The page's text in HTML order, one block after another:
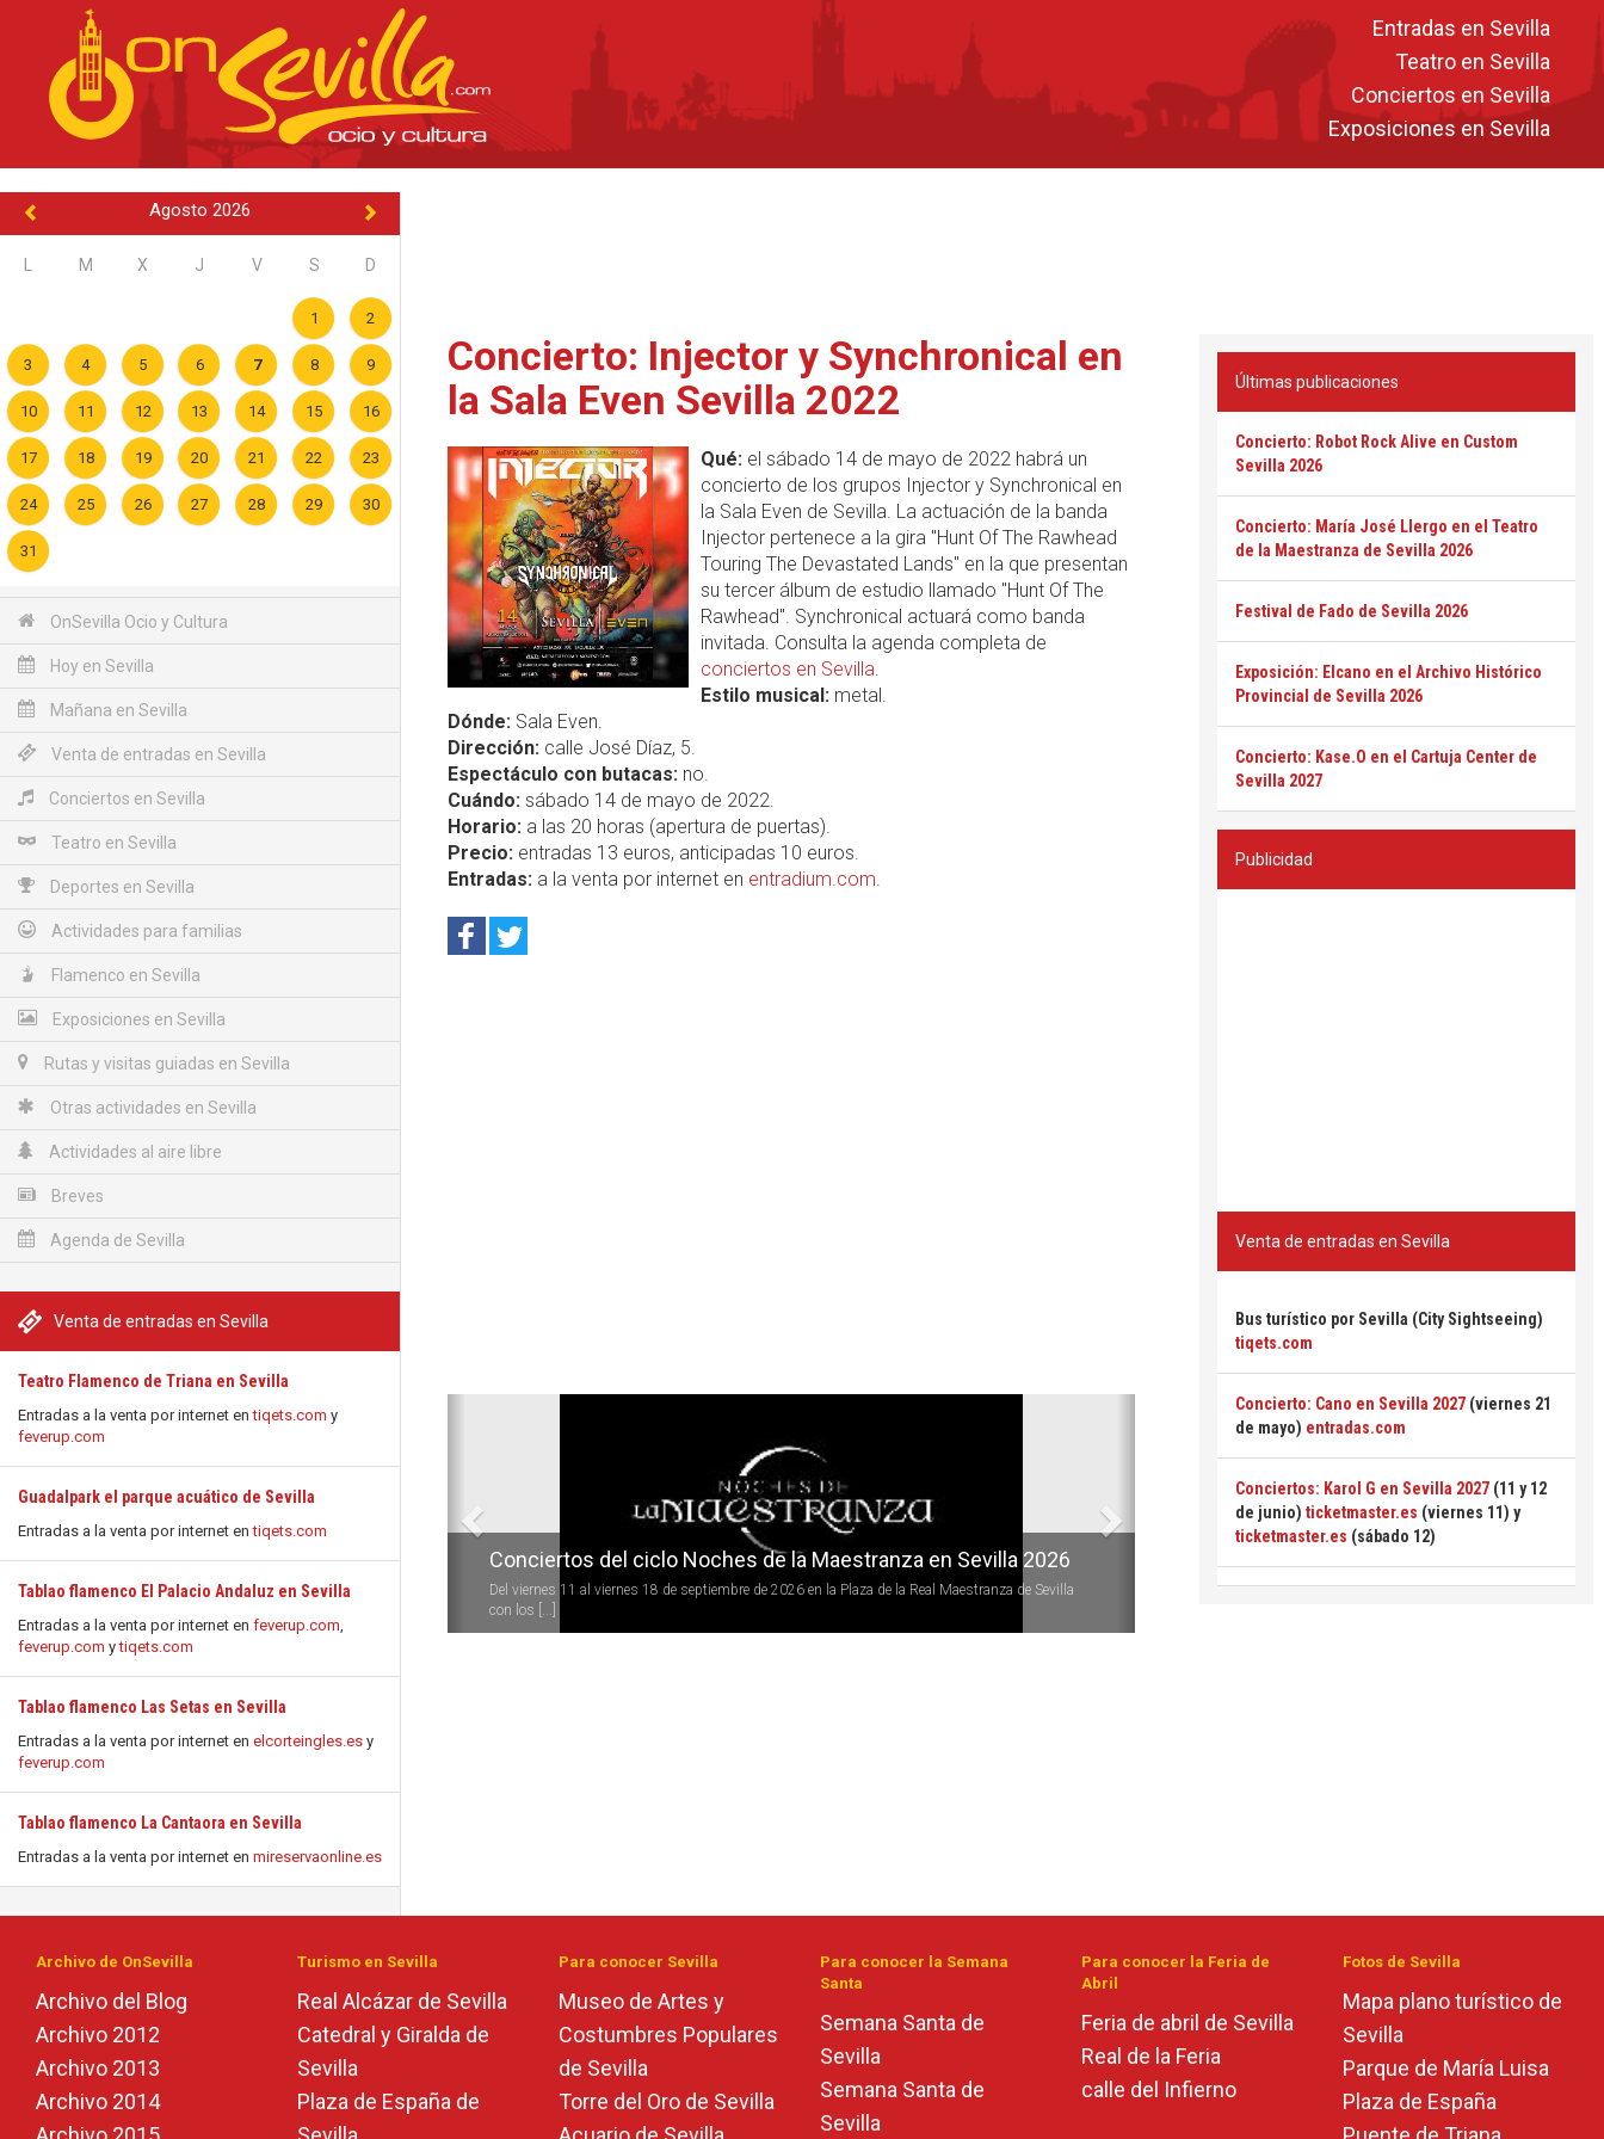
Entradas en Sevilla
Teatro en Sevilla
Conciertos en Sevilla
Exposiciones en Sevilla
Agosto 2026
M X J V S D
1 2
3 4 5 6 7 8 9
10 11 12 13 14 15 16
17 18 19 20 21 22 23
24 25 26 27 28 29 30
31
OnSevilla Ocio y Cultura
Hoy en Sevilla
Mañana en Sevilla
Venta de entradas en Sevilla
Conciertos en Sevilla
Teatro en Sevilla
Deportes en Sevilla
Actividades para familias
Flamenco en Sevilla
Exposiciones en Sevilla
Rutas y visitas guiadas en Sevilla
Otras actividades en Sevilla
Actividades al aire libre
Breves
Agenda de Sevilla
Venta de entradas en Sevilla
Teatro Flamenco de Triana en Sevilla
Entradas a la venta por internet entiqets.com y
feverup.com
Guadalpark el parque acuático de Sevilla
Entradas a la venta por internet entiqets.com
Tablao flamenco El Palacio Andaluz en Sevilla
Entradas a la venta por internet en feverup.com,
feverup.com ytiqets.com
Tablao flamenco Las Setas en Sevilla
Entradas a la venta por internet en elcorteingles.es y
feverup.com
Tablao flamenco La Cantaora en Sevilla
Entradas a la venta por internet en mireservaonline.es
Concierto: Injector y Synchronical en
la Sala Even Sevilla 2022
Qué:el sábado 14 de mayo de 2022 habrá un
concierto de los grupos Injector y Synchronical en
la Sala Even de Sevilla. La actuación de la banda
Injector pertenece a la gira "Hunt Of The Rawhead
Touring The Devastated Lands" en la que presentan
su tercer álbum de estudio llamado "Hunt Of The
Rawhead". Synchronical actuará como banda
invitada. Consulta la agenda completa de
conciertos en Sevilla.
Estilo musical:metal.
Dónde: Sala Even.
Dirección: calle José Díaz, 5.
Espectáculo con butacas: no.
Cuándo: sábado 14 de mayo de 2022.
Horario: a las 20 horas (apertura de puertas).
Precio: entradas 13 euros, anticipadas 10 euros.
Entradas: a la venta por internet en entradium.com.
Conciertos del ciclo Noches de la Maestranza en Sevilla 2026
Del viernes 11 al viernes 18 de septiembre de 2026 en la Plaza de la Real Maestranza de Sevilla
con los [...]
Últimas publicaciones
Concierto: Robot Rock Alive en Custom
Sevilla 2026
Concierto: María José Llergo en el Teatro
de la Maestranza de Sevilla 2026
Festival de Fado de Sevilla 2026
Exposición: Elcano en el Archivo Histórico
Provincial de Sevilla 2026
Concierto: Kase.O en el Cartuja Center de
Sevilla 2027
Publicidad
Venta de entradas en Sevilla
Bus turístico por Sevilla (City Sightseeing)
tiqets.com
Concierto: Cano en Sevilla 2027 (viernes 21
de mayo) entradas.com
Conciertos: Karol G en Sevilla 2027 (11 y 12
de junio) ticketmaster.es (viernes 11) y
ticketmaster.es (sábado 12)
Archivo de OnSevilla
Archivo del Blog
Archivo 2012
Archivo 2013
Archivo 2014
Turismo en Sevilla
Real Alcázar de Sevilla
Catedral y Giralda de
Sevilla
Plaza de España de
Para conocer Sevilla
Museo de Artes y
Costumbres Populares
de Sevilla
Torre del Oro de Sevilla
Para conocer la Semana
Santa
Semana Santa de
Sevilla
Semana Santa de
Sevilla
Para conocer la Feria de
Abril
Feria de abril de Sevilla
Real de la Feria
calle del Infierno
Fotos de Sevilla
Mapa plano turístico de
Sevilla
Parque de María Luisa
Plaza de España